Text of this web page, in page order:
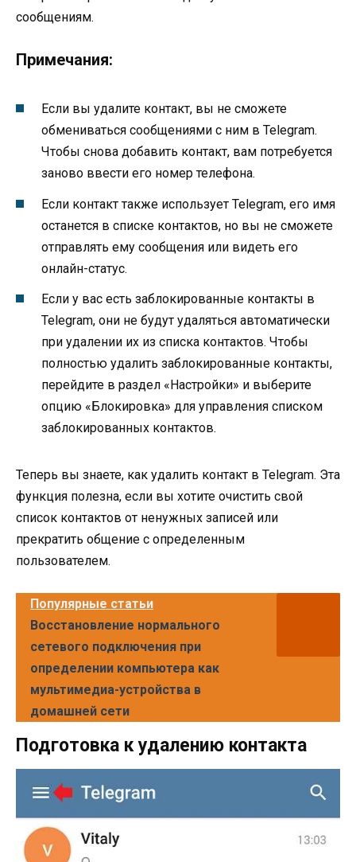
сообщениям.
Примечания:
Если вы удалите контакт, вы не сможете
обмениваться сообщениями с ним в Telegram.
Чтобы снова добавить контакт, вам потребуется
заново ввести его номер телефона.
Если контакт также использует Telegram, его имя
останется в списке контактов, но вы не сможете
отправлять ему сообщения или видеть его
онлайн-статус.
Если у вас есть заблокированные контакты в
Telegram, они не будут удаляться автоматически
при удалении их из списка контактов. Чтобы
полностью удалить заблокированные контакты,
перейдите в раздел «Настройки» и выберите
опцию «Блокировка» для управления списком
заблокированных контактов.
Теперь вы знаете, как удалить контакт в Telegram. Эта
функция полезна, если вы хотите очистить свой
список контактов от ненужных записей или
прекратить общение с определенным
пользователем.
Популярные статьи
Восстановление нормального
сетевого подключения при
определении компьютера как
мультимедиа-устройства в
домашней сети
Подготовка к удалению контакта